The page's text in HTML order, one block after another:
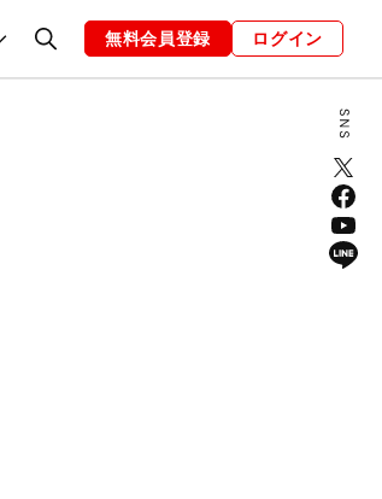
結婚 編集部 お知らせ
無料会員登録 ログイン